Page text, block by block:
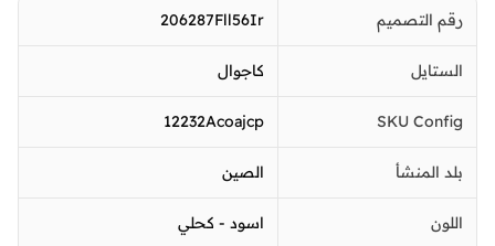
رقم التصميم 206287Fll56Ir
الستايل كاجوال
SKU Config
12232Acoajcp
بلد المنشأ الصين
اللون اسود - كحلي